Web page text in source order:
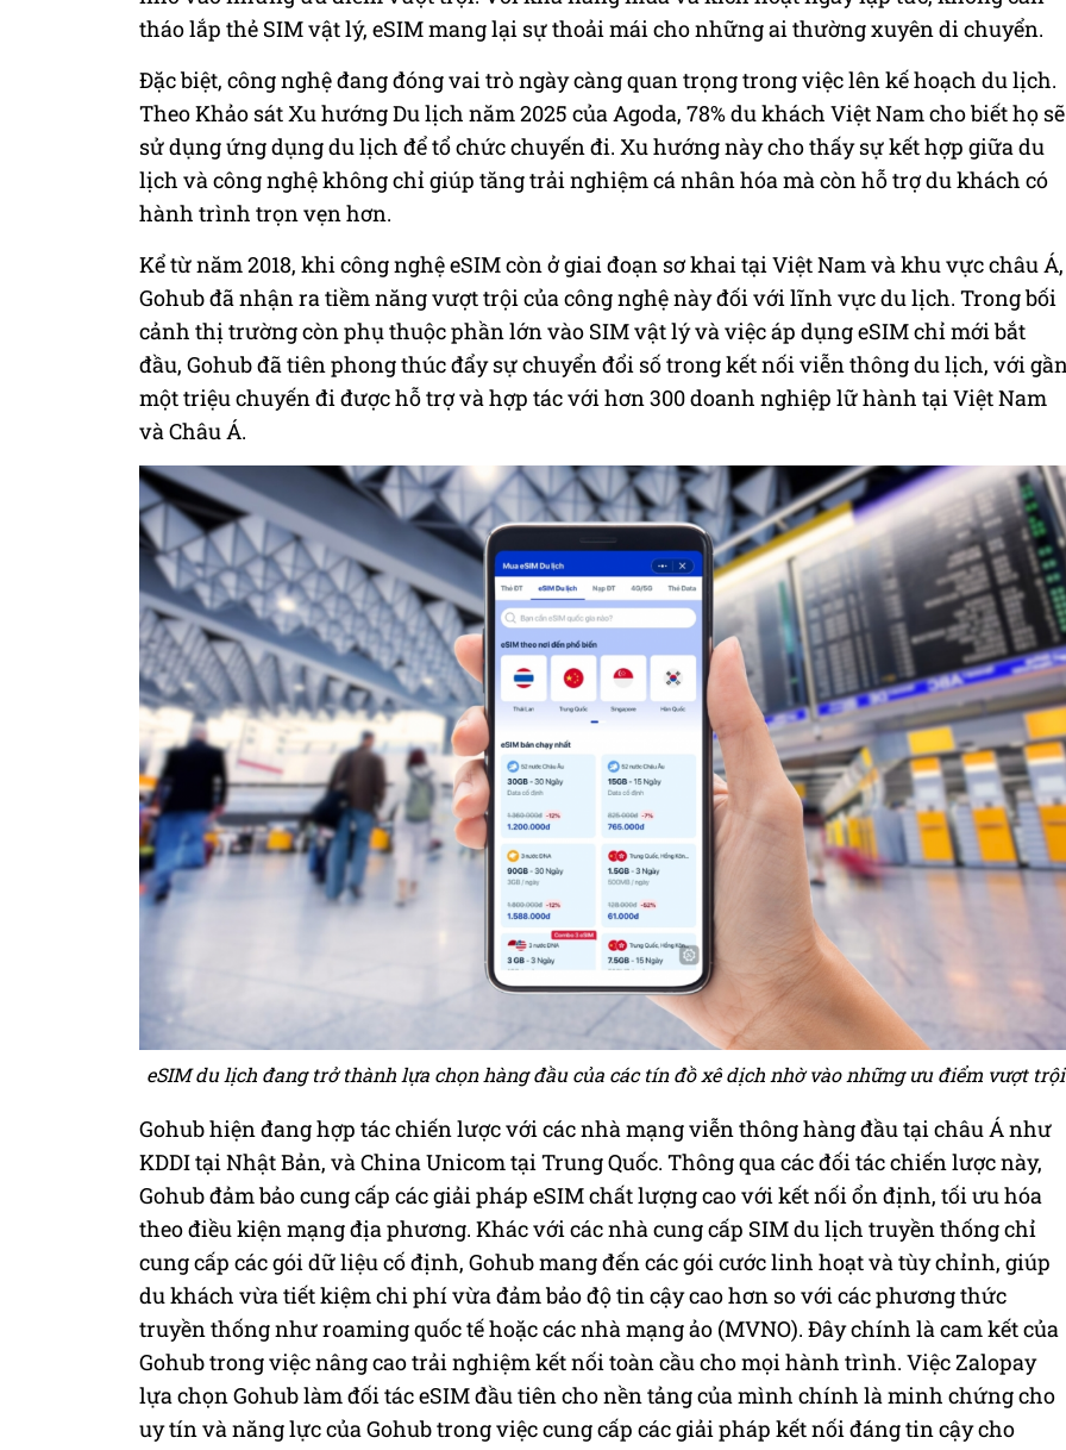
tháo lắp thẻ SIM vật lý, eSIM mang lại sự thoải mái cho những ai thường xuyên di chuyển.
Đặc biệt, công nghệ đang đóng vai trò ngày càng quan trọng trong việc lên kế hoạch du lịch.
Theo Khảo sát Xu hướng Du lịch năm 2025 của Agoda, 78% du khách Việt Nam cho biết họ sẽ
sử dụng ứng dụng du lịch để tổ chức chuyến đi. Xu hướng này cho thấy sự kết hợp giữa du
lịch và công nghệ không chỉ giúp tăng trải nghiệm cá nhân hóa mà còn hỗ trợ du khách có
hành trình trọn vẹn hơn.
Kể từ năm 2018, khi công nghệ eSIM còn ở giai đoạn sơ khai tại Việt Nam và khu vực châu Á,
Gohub đã nhận ra tiềm năng vượt trội của công nghệ này đối với lĩnh vực du lịch. Trong bối
cảnh thị trường còn phụ thuộc phần lớn vào SIM vật lý và việc áp dụng eSIM chỉ mới bắt
đầu, Gohub đã tiên phong thúc đẩy sự chuyển đổi số trong kết nối viễn thông du lịch, với
một triệu chuyến đi được hỗ trợ và hợp tác với hơn 300 doanh nghiệp lữ hành tại Việt Nam
và Châu Á.
eSIM du lịch đang trở thành lựa chọn hàng đầu của các tín đồ xê dịch nhờ vào những ưu điểm vượt trội
Gohub hiện đang hợp tác chiến lược với các nhà mạng viễn thông hàng đầu tại châu Á như
KDDI tại Nhật Bản, và China Unicom tại Trung Quốc. Thông qua các đối tác chiến lược này,
Gohub đảm bảo cung cấp các giải pháp eSIM chất lượng cao với kết nối ổn định, tối ưu hóa
theo điều kiện mạng địa phương. Khác với các nhà cung cấp SIM du lịch truyền thống chỉ
cung cấp các gói dữ liệu cố định, Gohub mang đến các gói cước linh hoạt và tùy chỉnh, giúp
du khách vừa tiết kiệm chi phí vừa đảm bảo độ tin cậy cao hơn so với các phương thức
truyền thống như roaming quốc tế hoặc các nhà mạng ảo (MVNO). Đây chính là cam kết của
Gohub trong việc nâng cao trải nghiệm kết nối toàn cầu cho mọi hành trình. Việc Zalopay
lựa chọn Gohub làm đối tác eSIM đầu tiên cho nền tảng của mình chính là minh chứng cho
uy tín và năng lực của Gohub trong việc cung cấp các giải pháp kết nối đáng tin cậy cho